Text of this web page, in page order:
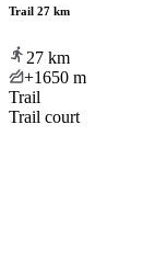
Trail 27 km
27 km
+1650 m
Trail
Trail court